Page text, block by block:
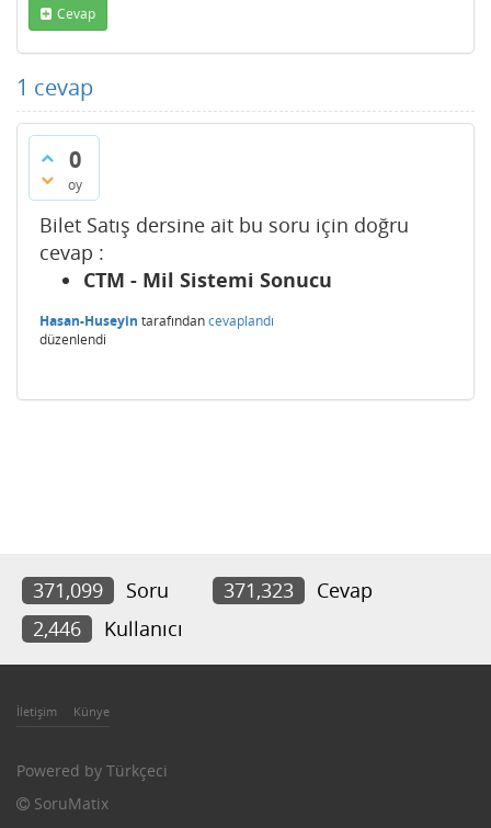
Cevap
1 cevap
0
oy
Bilet Satış dersine ait bu soru için doğru
cevap :
CTM - Mil Sistemi Sonucu
Hasan-Huseyin tarafındancevaplandı
düzenlendi
371,099 Soru 371,323
Cevap
2,446
Kullanıcı
İletişim Künye
Powered by Türkçeci
SoruMatix